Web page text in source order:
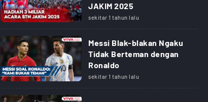
JAKIM 2025
sekitar 1 tahun lalu
Messi Blak-blakan Ngaku
Tidak Berteman dengan
Ronaldo
sekitar 1 tahun lalu